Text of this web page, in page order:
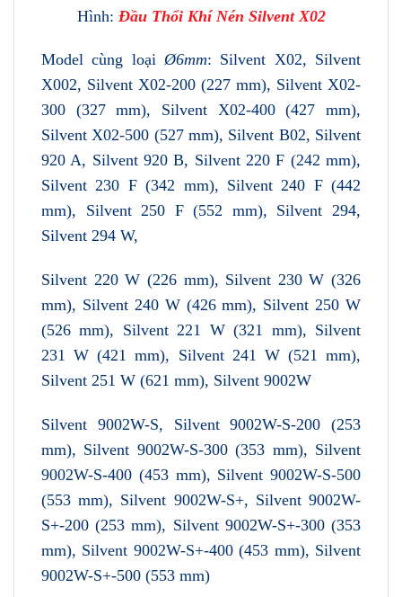
Hình: Đầu Thổi Khí Nén Silvent X02
Model cùng loại Ø6mm: Silvent X02, Silvent
X002, Silvent X02-200 (227 mm), Silvent X02-
300 (327 mm), Silvent X02-400 (427 mm),
Silvent X02-500 (527 mm), Silvent B02, Silvent
920 A, Silvent 920 B, Silvent 220 F (242 mm),
Silvent 230 F (342 mm), Silvent 240 F (442
mm), Silvent 250 F (552 mm), Silvent 294,
Silvent 294 W,
Silvent 220 W (226 mm), Silvent 230 W (326
mm), Silvent 240 W (426 mm), Silvent 250 W
(526 mm), Silvent 221 W (321 mm), Silvent
231 W (421 mm), Silvent 241 W (521 mm),
Silvent 251 W (621 mm), Silvent 9002W
Silvent 9002W-S, Silvent 9002W-S-200 (253
mm), Silvent 9002W-S-300 (353 mm), Silvent
9002W-S-400 (453 mm), Silvent 9002W-S-500
(553 mm), Silvent 9002W-S+, Silvent 9002W-
S+-200 (253 mm), Silvent 9002W-S+-300 (353
mm), Silvent 9002W-S+-400 (453 mm), Silvent
9002W-S+-500 (553 mm)